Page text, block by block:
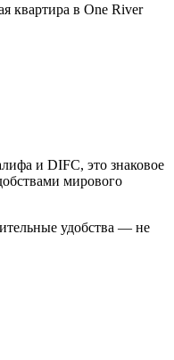
квартира в One River
и DIFC, это знаковое
мирового
удобства — не